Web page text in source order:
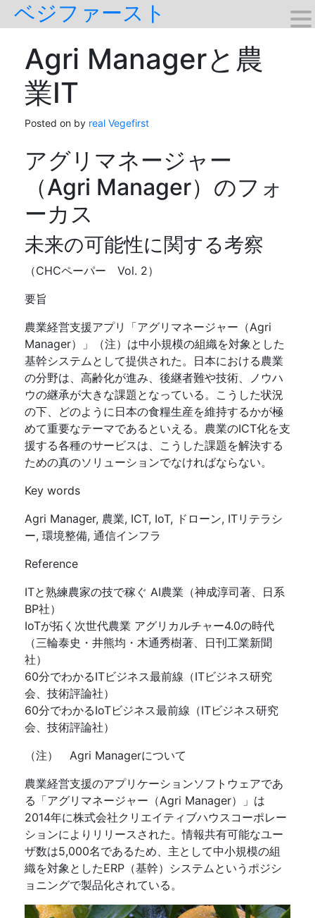
Skip
to ベジファースト
Agri Managerと農
業IT
Posted on by real Vegefirst
アグリマネージャー
（Agri Manager）のフォ
ーカス
未来の可能性に関する考察
（CHCペーパー Vol. 2）
要旨
農業経営支援アプリ「アグリマネージャー（Agri
Manager）」（注）は中小規模の組織を対象とした
基幹システムとして提供された。日本における農業
の分野は、高齢化が進み、後継者難や技術、ノウハ
ウの継承が大きな課題となっている。こうした状況
の下、どのように日本の食糧生産を維持するかが極
めて重要なテーマであるといえる。農業のICT化を支
援する各種のサービスは、こうした課題を解決する
ための真のソリューションでなければならない。
Key words
Agri Manager, 農業, ICT, IoT, ドローン, ITリテラシ
ー, 環境整備, 通信インフラ
Reference
ITと熟練農家の技で稼ぐ AI農業（神成淳司著、日系
BP社）
IoTが拓く次世代農業 アグリカルチャー4.0の時代
（三輪泰史・井熊均・木通秀樹著、日刊工業新聞
社）
60分でわかるITビジネス最前線（ITビジネス研究
会、技術評論社）
60分でわかるIoTビジネス最前線（ITビジネス研究
会、技術評論社）
（注） Agri Managerについて
農業経営支援のアプリケーションソフトウェアであ
る「アグリマネージャー（Agri Manager）」は
2014年に株式会社クリエイティブハウスコーポレー
ションによりリリースされた。情報共有可能なユー
ザ数は5,000名であるため、主として中小規模の組
織を対象としたERP（基幹）システムというポジシ
ョニングで製品化されている。